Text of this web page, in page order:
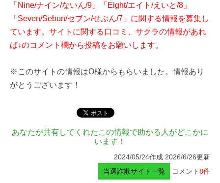
「Nine/ナイン/ないん/9」「Eight/エイト/えいと/8」
「Seven/Sebun/セブン/せぶん/7」に関する情報を募集し
ています。サイトに関する口コミ、サクラの情報があれ
ば↓のコメント欄から投稿をお願いします。
※このサイトの情報はO様からもらいました。情報あり
がとうございます！
あなたが共有してくれたこの情報で助かる人がどこかに
います！
2024/05/24作成 2026/6/26更新
当選詐欺サイト一覧
コメント8件